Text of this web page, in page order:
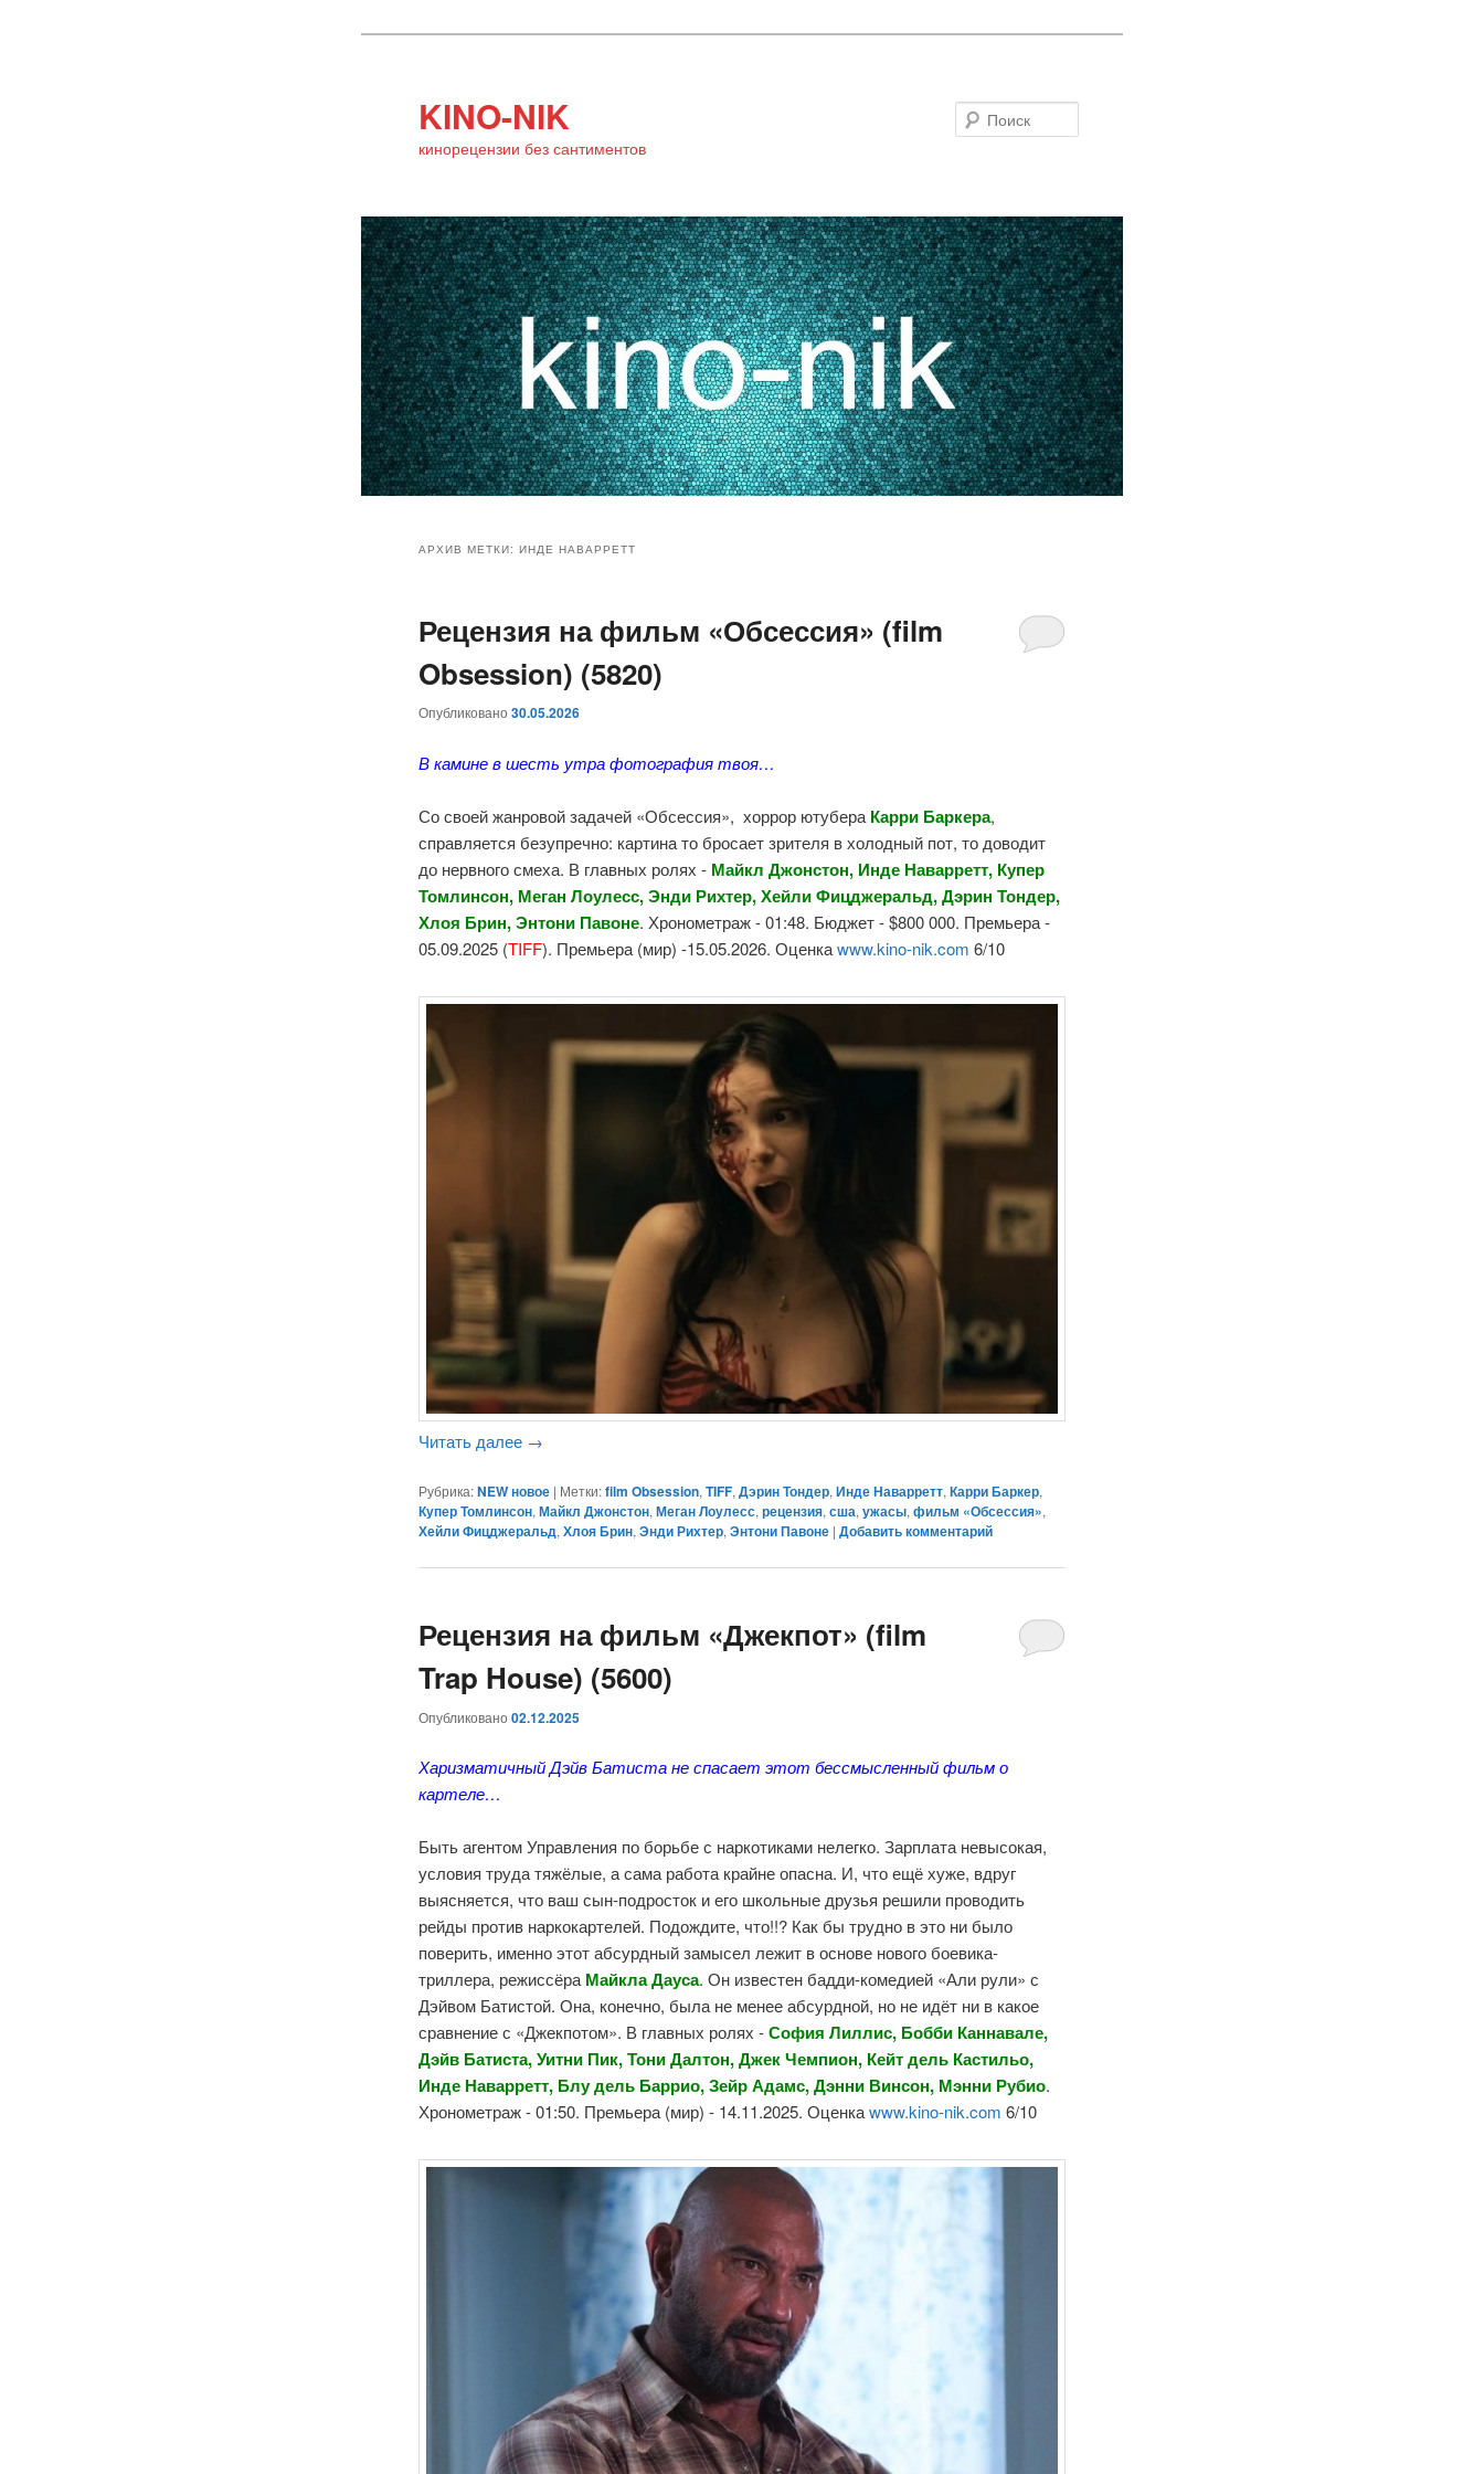
KINO-NIK
кинорецензии без сантиментов
основному
содержимому
дополнительному
содержимому
АРХИВ МЕТКИ:ИНДЕ НАВАРРЕТТ
Рецензия на фильм «Обсессия» (film
Obsession) (5820)
Опубликовано30.05.2026
В камине в шесть утра фотография твоя…
Со своей жанровой задачей «Обсессия», хоррор ютубера Карри Баркера,
справляется безупречно: картина то бросает зрителя в холодный пот, то доводит
до нервного смеха. В главных ролях - Майкл Джонстон, Инде Наварретт, Купер
Томлинсон, Меган Лоулесс, Энди Рихтер, Хейли Фицджеральд, Дэрин Тондер,
Хлоя Брин, Энтони Павоне. Хронометраж - 01:48. Бюджет - $800 000. Премьера -
05.09.2025 (TIFF). Премьера (мир) -15.05.2026. Оценкаwww.kino-nik.com 6/10
Читать далее →
Рубрика: NEW новое | Метки: film Obsession,TIFF,Дэрин Тондер,Инде Наварретт,Карри Баркер,
Купер Томлинсон,Майкл Джонстон,Меган Лоулесс,рецензия,сша,ужасы,фильм «Обсессия»,
Хейли Фицджеральд,Хлоя Брин,Энди Рихтер,Энтони Павоне |Добавить комментарий
Рецензия на фильм «Джекпот» (film
Trap House) (5600)
Опубликовано02.12.2025
Харизматичный Дэйв Батиста не спасает этот бессмысленный фильм о
картеле…
Быть агентом Управления по борьбе с наркотиками нелегко. Зарплата невысокая,
условия труда тяжёлые, а сама работа крайне опасна. И, что ещё хуже, вдруг
выясняется, что ваш сын-подросток и его школьные друзья решили проводить
рейды против наркокартелей. Подождите, что!!? Как бы трудно в это ни было
поверить, именно этот абсурдный замысел лежит в основе нового боевика-
триллера, режиссёраМайкла Дауса. Он известен бадди-комедией «Али рули» с
Дэйвом Батистой. Она, конечно, была не менее абсурдной, но не идёт ни в какое
сравнение с «Джекпотом». В главных ролях -София Лиллис, Бобби Каннавале,
Дэйв Батиста, Уитни Пик, Тони Далтон, Джек Чемпион, Кейт дель Кастильо,
Инде Наварретт, Блу дель Баррио, Зейр Адамс, Дэнни Винсон, Мэнни Рубио.
Хронометраж - 01:50. Премьера (мир) - 14.11.2025. Оценкаwww.kino-nik.com 6/10